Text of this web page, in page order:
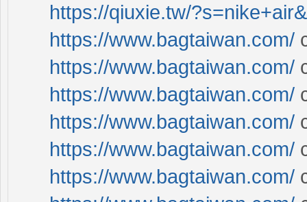
https://qiuxie.tw/
https://www.bagtaiwan.com/
https://www.bagtaiwan.com/
https://www.bagtaiwan.com/
https://www.bagtaiwan.com/
https://www.bagtaiwan.com/
https://www.bagtaiwan.com/